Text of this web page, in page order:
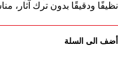
نظيفًا ودقيقًا بدون ترك آثار،
أضف الى السلة